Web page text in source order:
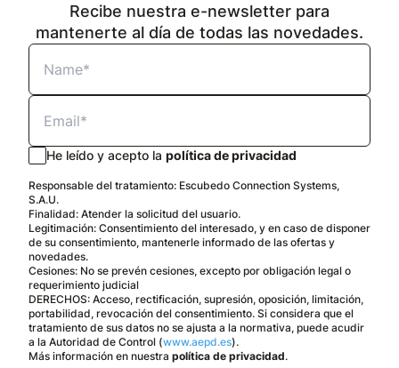
Recibe nuestra e-newsletter para
mantenerte al día de todas las novedades.
He leído y acepto la política de privacidad
Responsable del tratamiento: Escubedo Connection Systems,
S.A.U.
Finalidad: Atender la solicitud del usuario.
Legitimación: Consentimiento del interesado, y en caso de disponer
de su consentimiento, mantenerle informado de las ofertas y
novedades.
Cesiones: No se prevén cesiones, excepto por obligación legal o
requerimiento judicial
DERECHOS: Acceso, rectificación, supresión, oposición, limitación,
portabilidad, revocación del consentimiento. Si considera que el
tratamiento de sus datos no se ajusta a la normativa, puede acudir
a la Autoridad de Control (www.aepd.es).
Más información en nuestra política de privacidad.